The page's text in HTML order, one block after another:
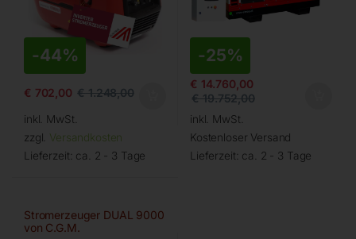
-44%
€ 702,00 €1.248,00
inkl. MwSt.
zzgl. Versandkosten
Lieferzeit: ca. 2 - 3 Tage
-25%
€ 14.760,00
€19.752,00
inkl. MwSt.
Kostenloser Versand
Lieferzeit: ca. 2 - 3 Tage
Stromerzeuger DUAL 9000
von C.G.M.